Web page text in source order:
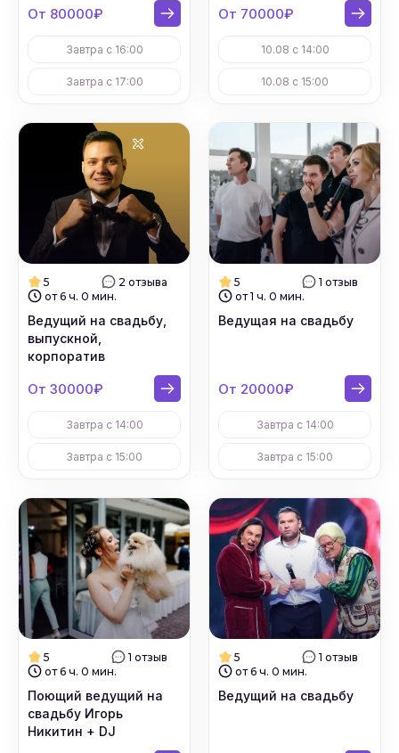
От 80000₽
Завтра с 16:00
Завтра с 17:00
От 70000₽
10.08 с 14:00
10.08 с 15:00
5
2 отзыва
от 6 ч. 0 мин.
Ведущий на свадьбу,
выпускной,
корпоратив
От 30000₽
Завтра с 14:00
Завтра с 15:00
5
1 отзыв
от 1 ч. 0 мин.
Ведущая на свадьбу
От 20000₽
Завтра с 14:00
Завтра с 15:00
5
1 отзыв
от 6 ч. 0 мин.
Поющий ведущий на
свадьбу Игорь
Никитин + DJ
5
1 отзыв
от 6 ч. 0 мин.
Ведущий на свадьбу